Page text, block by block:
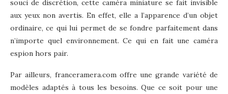
souci de discrétion, cette caméra miniature se fait invisible
aux yeux non avertis. En effet, elle a l’apparence d’un objet
ordinaire, ce qui lui permet de se fondre parfaitement dans
n’importe quel environnement. Ce qui en fait une caméra
espion hors pair.
Par ailleurs, franceramera.com offre une grande variété de
modèles adaptés à tous les besoins. Que ce soit pour une